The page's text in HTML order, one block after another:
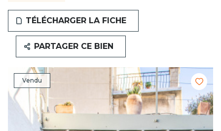
TÉLÉCHARGER LA FICHE
PARTAGER CE BIEN
Vendu